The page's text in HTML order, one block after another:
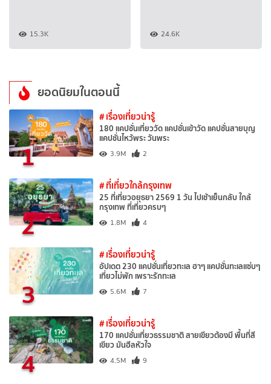
15.3K 24.6K
ยอดนิยมในตอนนี้
1
# เรื่องเที่ยวน่ารู้
180 แคปชั่นเที่ยววัด แคปชั่นเข้าวัด แคปชั่นสายบุญ
แคปชั่นไหว้พระ วันพระ
3.9M 2
2
# ที่เที่ยวใกล้กรุงเทพ
25 ที่เที่ยวอยุธยา 2569 1 วัน ไปเช้าเย็นกลับ ใกล้
กรุงเทพ ที่เที่ยวครบๆ
1.8M 4
3
# เรื่องเที่ยวน่ารู้
อัปเดต 230 แคปชั่นเที่ยวทะเล ฮาๆ แคปชั่นทะเลแซ่บๆ
เที่ยวไม่พัก เพราะรักทะเล
5.6M 7
4
# เรื่องเที่ยวน่ารู้
170 แคปชั่นเที่ยวธรรมชาติ สายเขียวต้องมี พื้นที่สี
เขียว มันฮีลหัวใจ
4.5M 9